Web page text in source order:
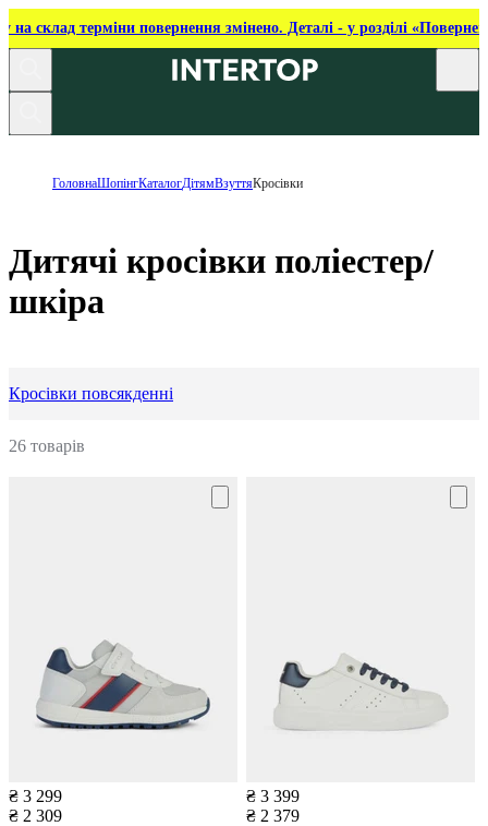
на склад терміни повернення змінено. Деталі - у розділі
ГоловнаШопінгКаталогДітямВзуттяКросівки
Дитячі кросівки поліестер/
шкіра
Кросівки повсякденні
26 товарів
₴ 3 299
₴ 2 309
₴ 3 399
₴ 2 379